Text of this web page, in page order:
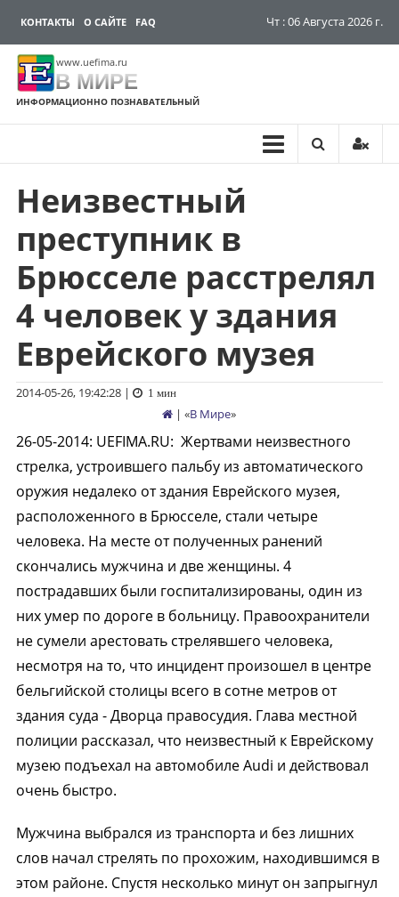
КОНТАКТЫ О САЙТЕ FAQ Чт : 06 Августа 2026 г.
www.uefima.ru
В МИРЕ
ИНФОРМАЦИОННО ПОЗНАВАТЕЛЬНЫЙ
Перейти
содержимому
Неизвестный
преступник в
Брюсселе расстрелял
4 человек у здания
Еврейского музея
2014-05-26, 19:42:28| 1 мин
| «В Мире»
26-05-2014: UEFIMA.RU: Жертвами неизвестного
стрелка, устроившего пальбу из автоматического
оружия недалеко от здания Еврейского музея,
расположенного в Брюсселе, стали четыре
человека. На месте от полученных ранений
скончались мужчина и две женщины. 4
пострадавших были госпитализированы, один из
них умер по дороге в больницу. Правоохранители
не сумели арестовать стрелявшего человека,
несмотря на то, что инцидент произошел в центре
бельгийской столицы всего в сотне метров от
здания суда - Дворца правосудия. Глава местной
полиции рассказал, что неизвестный к Еврейскому
музею подъехал на автомобиле Audi и действовал
очень быстро.
Мужчина выбрался из транспорта и без лишних
слов начал стрелять по прохожим, находившимся в
этом районе. Спустя несколько минут он запрыгнул